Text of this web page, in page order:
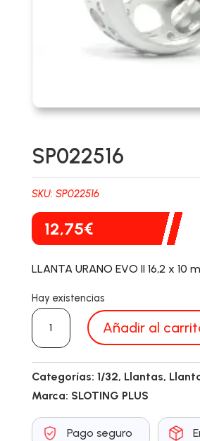
SP022516
SKU: SP022516
12,75€
LLANTA URANO EVO II 16,2 x 10
Hay existencias
SP022516
cantidad
Añadir al
Categorías: 1/32, Llantas,
Marca: SLOTING PLUS
Pago seguro